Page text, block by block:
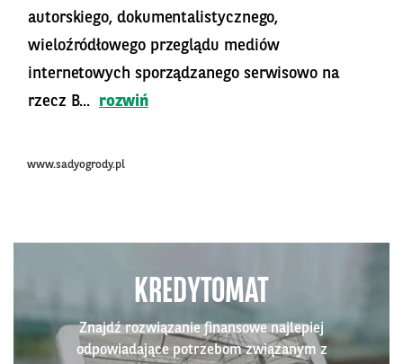
autorskiego, dokumentalistycznego,
wieloźródłowego przeglądu mediów
internetowych sporządzanego serwisowo na
rzecz B...
rozwiń
www.sadyogrody.pl
KREDYTOMAT
Znajdź rozwiązanie finansowe najlepiej
odpowiadające potrzebom związanym z